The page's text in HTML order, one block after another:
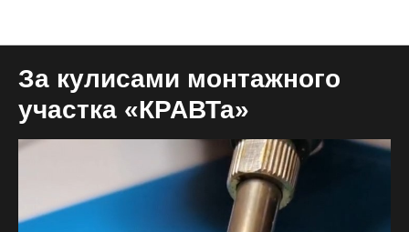
За кулисами монтажного
участка «КРАВТа»